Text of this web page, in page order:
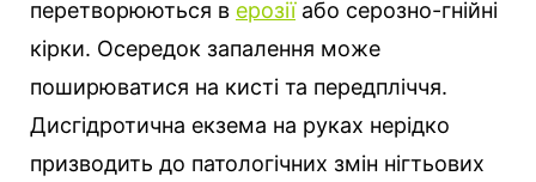
перетворюються в ерозії або серозно-гнійні
кірки. Осередок запалення може
поширюватися на кисті та передпліччя.
Дисгідротична екзема на руках нерідко
призводить до патологічних змін нігтьових